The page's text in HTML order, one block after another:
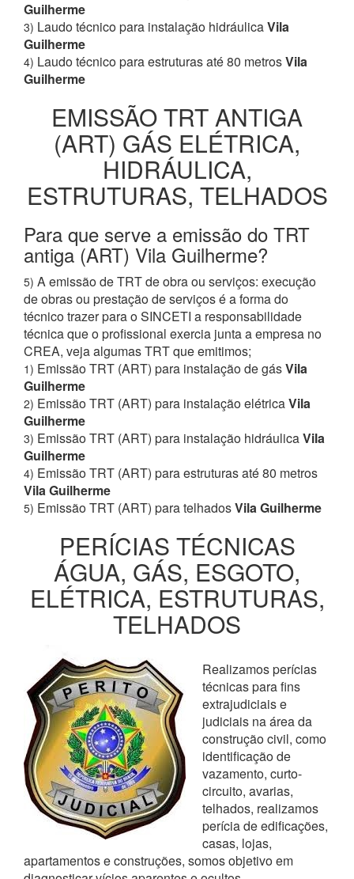
Guilherme
3) Laudo técnico para instalação hidráulicaVila
Guilherme
4) Laudo técnico para estruturas até 80 metrosVila
Guilherme
EMISSÃO TRT ANTIGA
(ART) GÁS ELÉTRICA,
HIDRÁULICA,
ESTRUTURAS, TELHADOS
Para que serve a emissão do TRT
antiga (ART) Vila Guilherme?
5) A emissão de TRT de obra ou serviços: execução
de obras ou prestação de serviços é a forma do
técnico trazer para o SINCETI a responsabilidade
técnica que o profissional exercia junta a empresa no
CREA, veja algumas TRT que emitimos;
1) Emissão TRT (ART) para instalação de gásVila
Guilherme
2) Emissão TRT (ART) para instalação elétricaVila
Guilherme
3) Emissão TRT (ART) para instalação hidráulicaVila
Guilherme
4) Emissão TRT (ART) para estruturas até 80 metros
Vila Guilherme
5) Emissão TRT (ART) para telhadosVila Guilherme
PERÍCIAS TÉCNICAS
ÁGUA, GÁS, ESGOTO,
ELÉTRICA, ESTRUTURAS,
TELHADOS
Realizamos perícias
técnicas para fins
extrajudiciais e
judiciais na área da
construção civil, como
identificação de
vazamento, curto-
circuito, avarias,
telhados, realizamos
perícia de edificações,
casas, lojas,
apartamentos e construções, somos objetivo em